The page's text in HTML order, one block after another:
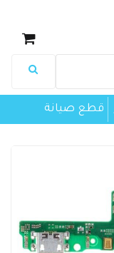
قطع صيانة